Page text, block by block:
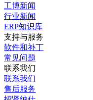
工博新闻
行业新闻
ERP知识库
支持与服务
软件和补丁
常见问题
联系我们
联系我们
售后服务